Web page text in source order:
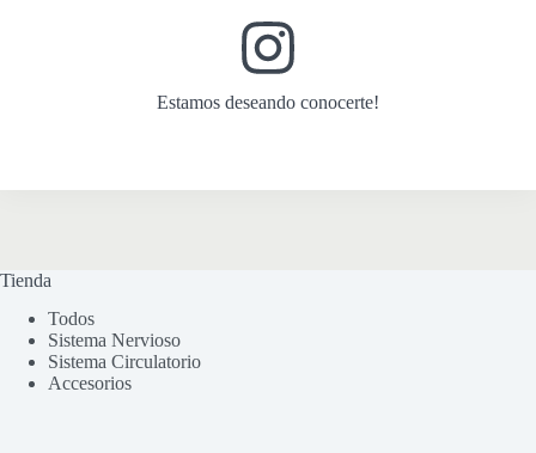
Estamos deseando conocerte!
Tienda
Todos
Sistema Nervioso
Sistema Circulatorio
Accesorios